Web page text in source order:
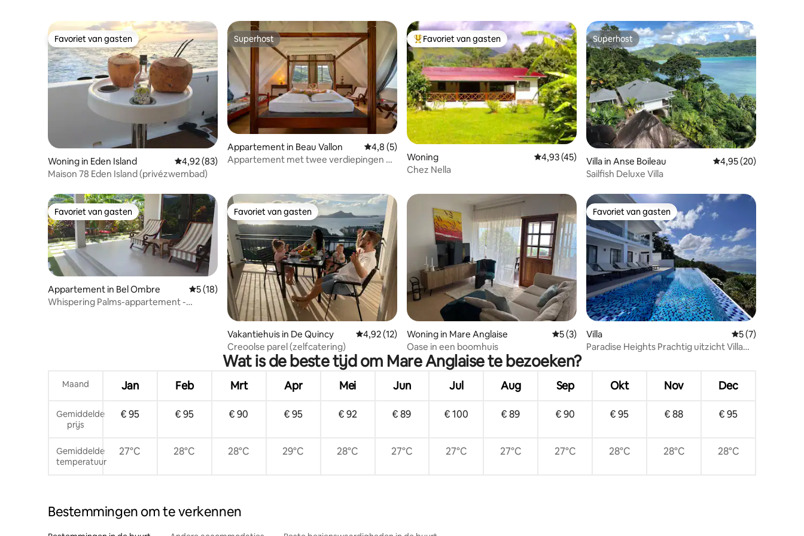
Favoriet van gasten
Favoriet van gasten
Woning in Eden Island Gemiddelde beoordeling van 4,92 uit 5, 83 recensies
4,92 (83)
Maison 78 Eden Island (privézwembad)
Superhost
Superhost
Appartement in Beau Vallon Gemiddelde beoordeling van 4,8 uit 5, 5 recensies
4,8 (5)
Appartement met twee verdiepingen +
Topfavoriet van gasten
Favoriet van gasten
Woning Gemiddelde beoordeling van 4,93 uit 5, 45 recensies
4,93 (45)
Chez Nella
Superhost
Superhost
Villa in Anse Boileau Gemiddelde
4,95 (20)
Sailfish Deluxe Villa
Favoriet van gasten
Favoriet van gasten
Appartement in Bel Ombre Gemiddelde beoordeling van 5 uit 5, 18 recensies
5 (18)
Whispering Palms-appartement -
Favoriet van gasten
Favoriet van gasten
Vakantiehuis in De Quincy Gemiddelde beoordeling van 4,92 uit 5, 12 recensies
4,92 (12)
Creoolse parel (zelfcatering)
Woning in Mare Anglaise Gemiddelde beoordeling van 5 uit 5, 3 recensies
5 (3)
Oase in een boomhuis
Favoriet van gasten
Favoriet van gasten
Villa Gemiddelde
5 (7)
Paradise Heights Prachtig uitzicht Villa
Wat is de beste tijd om Mare Anglaise te bezoeken?
Maand Jan Feb Mrt Apr Mei Jun Jul Aug Sep Okt Nov Dec
Gemiddelde
prijs
€ 95 € 95 € 90 € 95 € 92 € 89 € 100 € 89 € 90 € 95 € 88 € 95
Gemiddelde
temperatuur
27°C 28°C 28°C 29°C 28°C 27°C 27°C 27°C 27°C 28°C 28°C 28°C
Bestemmingen om te verkennen